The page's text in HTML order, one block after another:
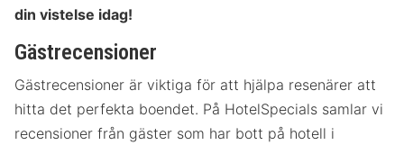
din vistelse idag!
Gästrecensioner
Gästrecensioner är viktiga för att hjälpa resenärer att
hitta det perfekta boendet. På HotelSpecials samlar vi
recensioner från gäster som har bott på hotell i